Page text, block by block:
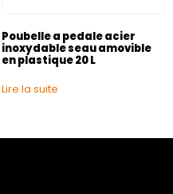
Poubelle a pedale acier
inoxydable seau amovible
en plastique 20 L
Lire la suite